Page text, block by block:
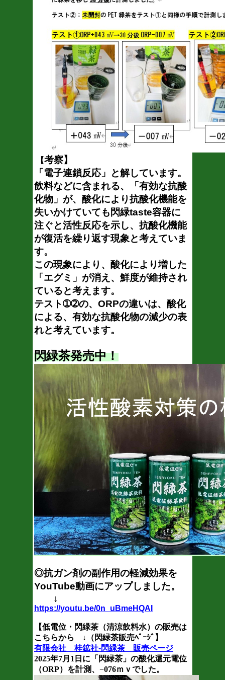
【考察】
「電子連鎖反応」と解しています。
飲料などに含まれる、「有効な抗酸
化物」が、酸化により抗酸化機能を
失いかけていても閃緑taste容器に
注ぐと活性反応を示し、抗酸化機能
が復活を繰り返す現象と考えていま
す。
この現象により、酸化により増した
「エグミ」が消え、鮮度が維持され
ていると考えます。
テスト➀➁の、ORPの違いは、酸化
による、有効な抗酸化物の減少の表
れと考えています。
閃緑茶発売中！
◎抗ガン剤の副作用の軽減効果を
YouTube動画にアップしました。
↓
https://youtu.be/0n_uBmeHQAI
【低電位・閃緑茶（清涼飲料水）の販売は
こちらから ↓（閃緑茶販売ﾍﾟｰｼﾞ 】
有限会社 桂鉱社-閃緑茶 販売ページ
2025年7月1日 に「閃緑茶」の酸化還元電位
（ORP）を計測、−076ｍｖでした。